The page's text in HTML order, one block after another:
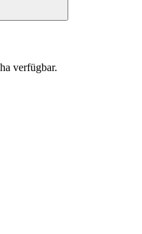
verfügbar.